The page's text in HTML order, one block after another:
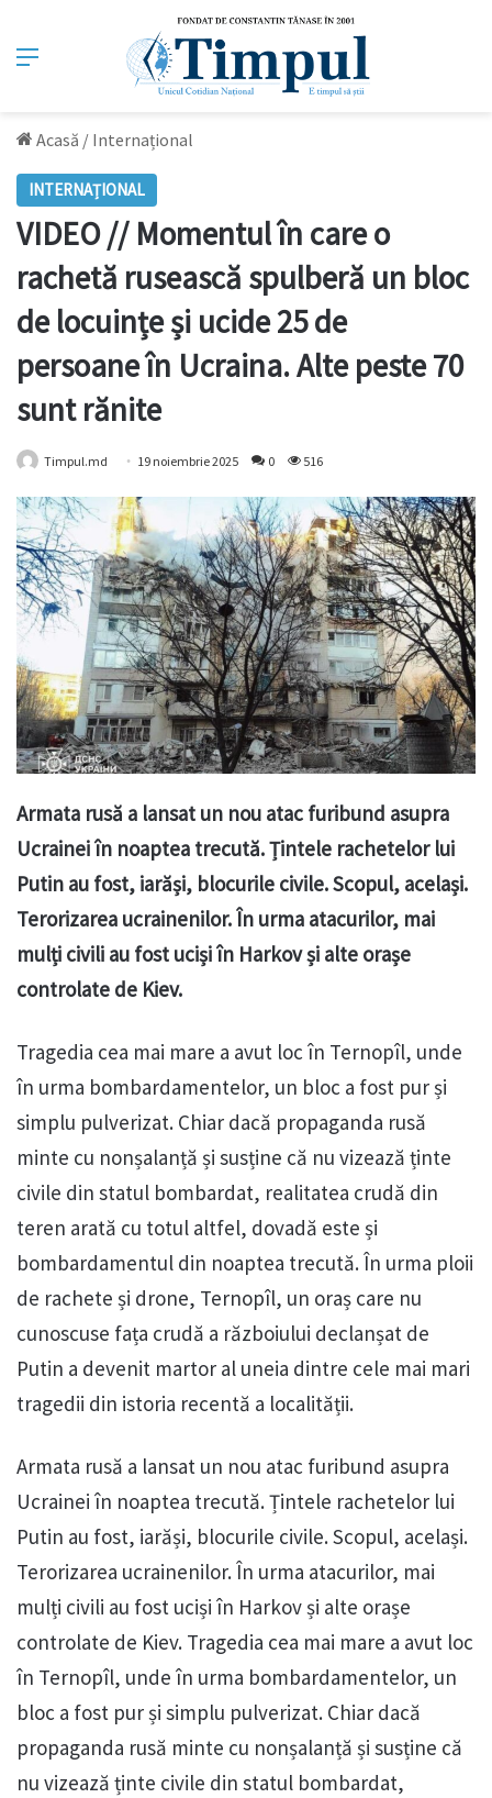
Meniu
Acasă / Internațional
INTERNAȚIONAL
VIDEO // Momentul în care o
rachetă rusească spulberă un bloc
de locuințe și ucide 25 de
persoane în Ucraina. Alte peste 70
sunt rănite
Timpul.md 19 noiembrie 2025 0 516
Armata rusă a lansat un nou atac furibund asupra
Ucrainei în noaptea trecută. Țintele rachetelor lui
Putin au fost, iarăși, blocurile civile. Scopul, același.
Terorizarea ucrainenilor. În urma atacurilor, mai
mulți civili au fost uciși în Harkov și alte orașe
controlate de Kiev.
Tragedia cea mai mare a avut loc în Ternopîl, unde
în urma bombardamentelor, un bloc a fost pur și
simplu pulverizat. Chiar dacă propaganda rusă
minte cu nonșalanță și susține că nu vizează ținte
civile din statul bombardat, realitatea crudă din
teren arată cu totul altfel, dovadă este și
bombardamentul din noaptea trecută. În urma ploii
de rachete și drone, Ternopîl, un oraș care nu
cunoscuse fața crudă a războiului declanșat de
Putin a devenit martor al uneia dintre cele mai mari
tragedii din istoria recentă a localității.
Armata rusă a lansat un nou atac furibund asupra
Ucrainei în noaptea trecută. Țintele rachetelor lui
Putin au fost, iarăși, blocurile civile. Scopul, același.
Terorizarea ucrainenilor. În urma atacurilor, mai
mulți civili au fost uciși în Harkov și alte orașe
controlate de Kiev. Tragedia cea mai mare a avut loc
în Ternopîl, unde în urma bombardamentelor, un
bloc a fost pur și simplu pulverizat. Chiar dacă
propaganda rusă minte cu nonșalanță și susține că
nu vizează ținte civile din statul bombardat,